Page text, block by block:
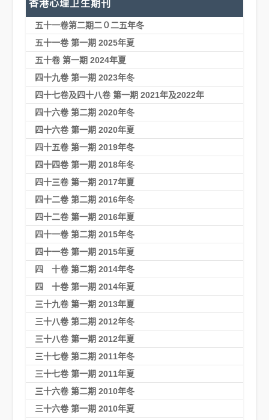
香港心理卫生期刊
五十一卷第二期二０二五年冬
五十一卷 第一期 2025年夏
五十卷 第一期 2024年夏
四十九卷 第一期 2023年冬
四十七卷及四十八卷 第一期 2021年及2022年
四十六卷 第二期 2020年冬
四十六卷 第一期 2020年夏
四十五卷 第一期 2019年冬
四十四卷 第一期 2018年冬
四十三卷 第一期 2017年夏
四十二卷 第二期 2016年冬
四十二卷 第一期 2016年夏
四十一卷 第二期 2015年冬
四十一卷 第一期 2015年夏
四 十卷 第二期 2014年冬
四 十卷 第一期 2014年夏
三十九卷 第一期 2013年夏
三十八卷 第二期 2012年冬
三十八卷 第一期 2012年夏
三十七卷 第二期 2011年冬
三十七卷 第一期 2011年夏
三十六卷 第二期 2010年冬
三十六卷 第一期 2010年夏